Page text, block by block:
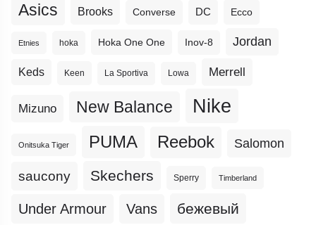
Asics Brooks Converse DC Ecco
Etnies hoka Hoka One One Inov-8 Jordan
Keds Keen La Sportiva Lowa Merrell
Mizuno New Balance Nike
Onitsuka Tiger PUMA Reebok Salomon
saucony Skechers Sperry Timberland
Under Armour Vans бежевый